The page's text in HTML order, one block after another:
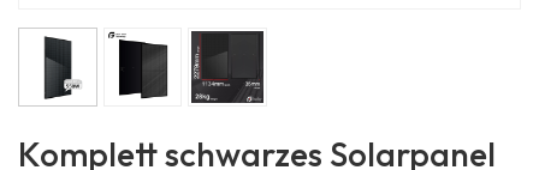
Komplett schwarzes Solarpanel